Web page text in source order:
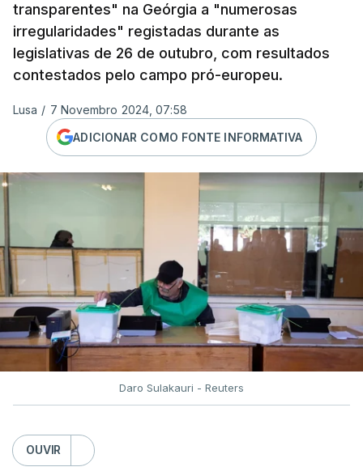
transparentes" na Geórgia a "numerosas
irregularidades" registadas durante as
legislativas de 26 de outubro, com resultados
contestados pelo campo pró-europeu.
Lusa / 7 Novembro 2024, 07:58
ADICIONAR COMO FONTE INFORMATIVA
Daro Sulakauri - Reuters
OUVIR